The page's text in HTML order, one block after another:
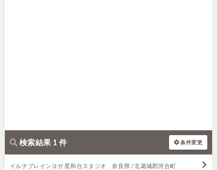
検索結果 1 件 条件変更
イルチブレインヨガ 星和台スタジオ 奈良県 / 北葛城郡河合町